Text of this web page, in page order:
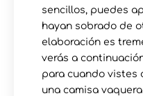
sencillos, puedes
hayan sobrado de
elaboración es
verás a
para cuando vistes
una camisa